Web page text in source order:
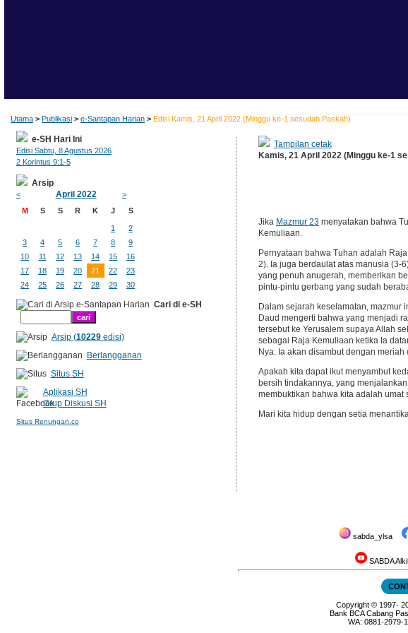
Utama > Publikasi > e-Santapan Harian > Edisi Kamis, 21 April 2022 (Minggu ke-1 sesudah Paskah)
Tampilan cetak
Kamis, 21 April 2022 (Minggu ke-1
Jika Mazmur 23menyatakan bahwa
Kemuliaan.
Pernyataan bahwa Tuhan adalah
2). Ia juga berdaulat atas manusia (3-
yang penuh anugerah, memberikan
pintu-pintu gerbang yang sudah
Dalam sejarah keselamatan, mazmur
Daud mengerti bahwa yang menjadi
tersebut ke Yerusalem supaya Allah
sebagai Raja Kemuliaan ketika Ia
Nya. Ia akan disambut dengan
Apakah kita dapat ikut menyambut
bersih tindakannya, yang
membuktikan bahwa kita adalah
Mari kita hidup dengan setia
e-SH Hari Ini
Edisi Sabtu, 8 Agustus 2026
2 Korintus 9:1-5
Arsip
< April 2022
>
M
S S R K J S
1
2
3
4 5 6 7 8
9
10
11 12 13 14 15
16
17
18 19 20 21 22
23
24
25 26 27 28 29 30
Cari di e-SH
Arsip (10229edisi)
Berlangganan
Situs SH
Aplikasi SH
Grup Diskusi SH
Situs Renungan.co
sabda_ylsa
SABDA
Copyright© 1997-
Bank BCA Cabang
WA: 0881-2979-